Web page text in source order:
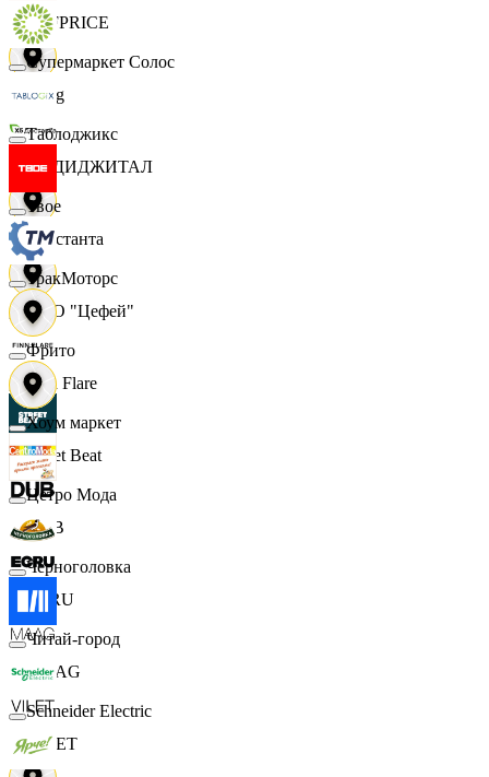
OFFPRICE
string
X5 ДИДЖИТАЛ
Константа
ООО "Цефей"
Finn Flare
Street Beat
DUB
ECRU
MAAG
VILET
Супермаркет Солос
Таблоджикс
Твое
ТракМоторс
Фрито
Хоум маркет
Цетро Мода
Черноголовка
Читай-город
Schneider Electric